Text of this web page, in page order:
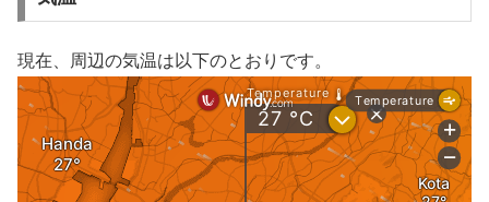
現在、周辺の気温は以下のとおりです。